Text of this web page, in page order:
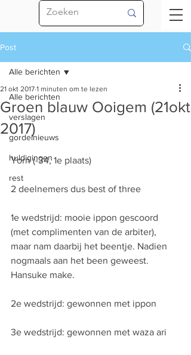
Post
Alle berichten
verslagen
gordelnieuws
huldigingen
rest
Alle berichten
Groen blauw Ooigem (21okt
2017)
21 okt 2017 1 minuten om te lezen
Yorn (-34, 1e plaats)
2 deelnemers dus best of three
1e wedstrijd: mooie ippon gescoord
(met complimenten van de arbiter),
maar nam daarbij het beentje. Nadien
nogmaals aan het been geweest.
Hansuke make.
2e wedstrijd: gewonnen met ippon
3e wedstrijd: gewonnen met waza ari